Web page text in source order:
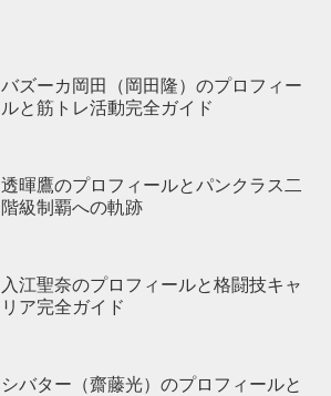
バズーカ岡田（岡田隆）のプロフィー
ルと筋トレ活動完全ガイド
透暉鷹のプロフィールとパンクラス二
階級制覇への軌跡
入江聖奈のプロフィールと格闘技キャ
リア完全ガイド
シバター（齋藤光）のプロフィールと